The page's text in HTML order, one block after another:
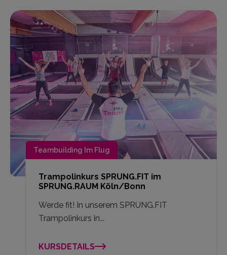
Teambuilding Im Flug
Trampolinkurs SPRUNG.FIT im
SPRUNG.RAUM Köln/Bonn
Werde fit! In unserem SPRUNG.FIT
Trampolinkurs in...
KURSDETAILS